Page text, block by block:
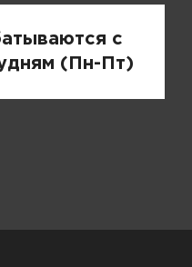
с
(Пн-Пт)